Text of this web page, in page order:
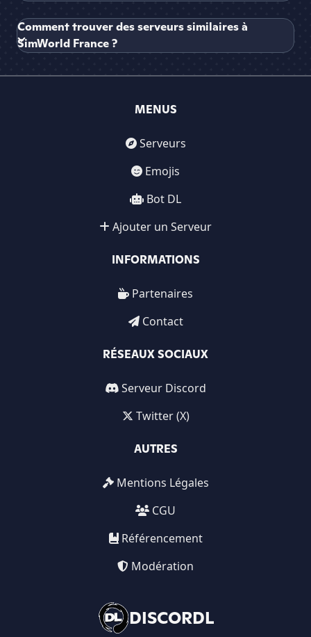
Comment trouver des serveurs similaires à
SimWorld France ?
DISCORDL
MENUS
Serveurs
Emojis
Bot DL
Ajouter un Serveur
INFORMATIONS
Partenaires
Contact
RÉSEAUX SOCIAUX
Serveur Discord
Twitter (X)
AUTRES
Mentions Légales
CGU
Référencement
Modération